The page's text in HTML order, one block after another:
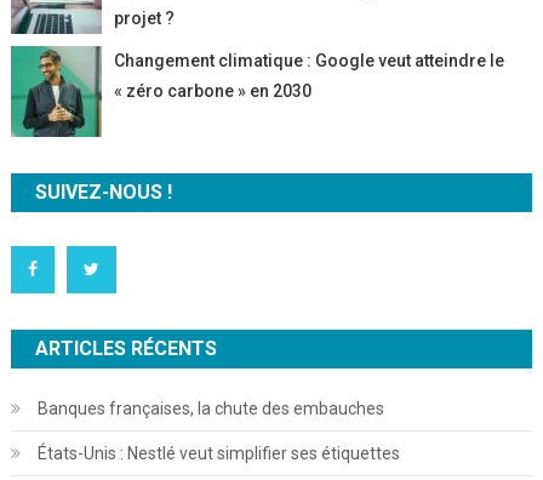
projet ?
Changement climatique : Google veut atteindre le
« zéro carbone » en 2030
SUIVEZ-NOUS !
ARTICLES RÉCENTS
Banques françaises, la chute des embauches
États-Unis : Nestlé veut simplifier ses étiquettes